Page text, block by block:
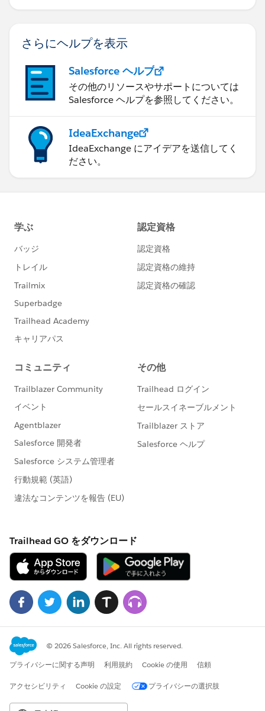
さらにヘルプを表示
Salesforce ヘルプ
その他のリソースやサポートについては
Salesforce ヘルプを参照してください。
IdeaExchange
IdeaExchange にアイデアを送信してく
ださい。